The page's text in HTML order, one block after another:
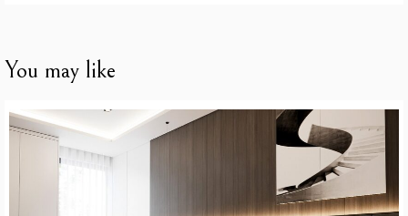
You may like